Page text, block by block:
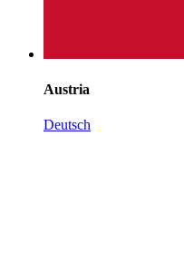
Austria
Deutsch